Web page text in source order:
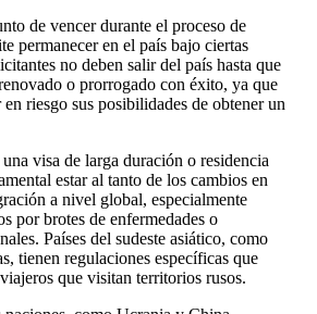
de vencer durante el proceso de
permanecer en el país bajo ciertas
no deben salir del país hasta que
o prorrogado con éxito, ya que
riesgo sus posibilidades de obtener un
una visa de larga duración o residencia
estar al tanto de los cambios en
a nivel global, especialmente
por brotes de enfermedades o
Países del sudeste asiático, como
tienen regulaciones específicas que
que visitan territorios rusos.